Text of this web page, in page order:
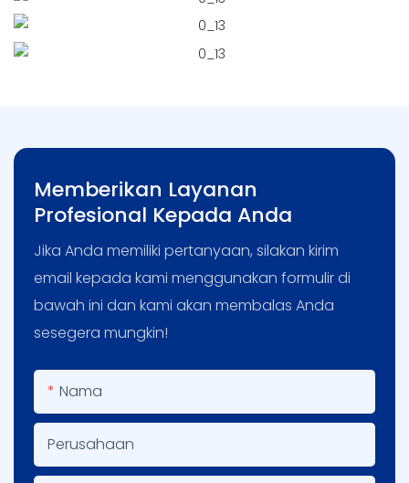
Memberikan Layanan
Profesional Kepada Anda
Jika Anda memiliki pertanyaan, silakan kirim
email kepada kami menggunakan formulir di
bawah ini dan kami akan membalas Anda
sesegera mungkin!
Nama
Perusahaan